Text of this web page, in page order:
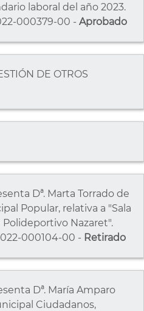
laboral del año 2023.
000379-00 - Aprobado
DE OTROS
Dª. Marta Torrado de
Popular, relativa a "Sala
Nazaret".
000104-00 - Retirado
Dª. María Amparo
Ciudadanos,